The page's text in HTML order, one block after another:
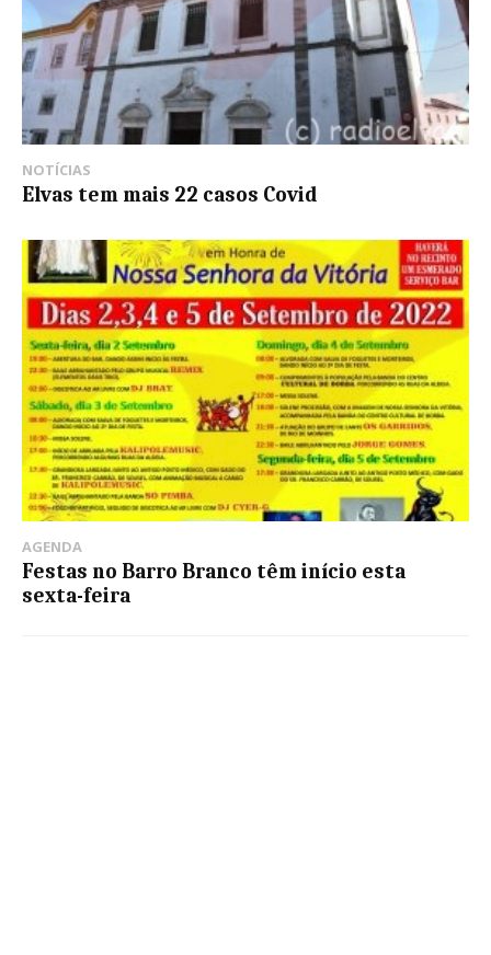
NOTÍCIAS
Elvas tem mais 22 casos Covid
AGENDA
Festas no Barro Branco têm início esta
sexta-feira